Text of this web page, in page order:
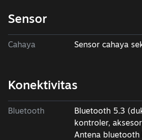
Sensor
Cahaya Sensor cahaya
Konektivitas
Bluetooth
Bluetooth 5.3
kontroler,
Antena bluetooth